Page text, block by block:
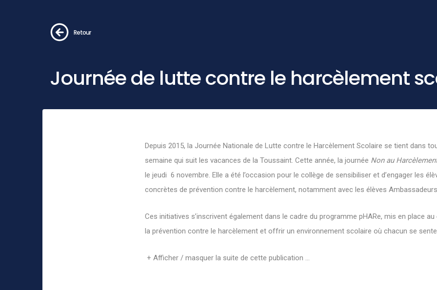
Retour
Journée de lutte contre le harcèlement
Depuis 2015, la Journée Nationale de Lutte contre le Harcèlement Scolaire se tient dans
semaine qui suit les vacances de la Toussaint. Cette année, la journée Non au
le jeudi 6 novembre. Elle a été l’occasion pour le collège de sensibiliser et d’engager les
concrètes de prévention contre le harcèlement, notamment avec les élèves
Ces initiatives s’inscrivent également dans le cadre du programme pHARe, mis en place
la prévention contre le harcèlement et offrir un environnement scolaire où chacun se sente
+ Afficher / masquer la suite de cette publication ...